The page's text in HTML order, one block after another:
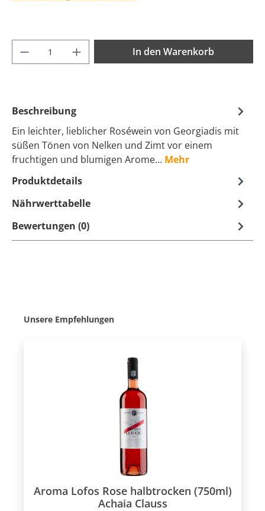
Produkt Anzahl: Gib den gewünschten
In den Warenkorb
Beschreibung
Ein leichter, lieblicher Roséwein von Georgiadis mit
süßen Tönen von Nelken und Zimt vor einem
fruchtigen und blumigen Arome… Mehr
Produktdetails
Nährwerttabelle
Bewertungen (0)
Produktgalerie überspringen
Unsere Empfehlungen
Aroma Lofos Rose halbtrocken (750ml)
Achaia Clauss